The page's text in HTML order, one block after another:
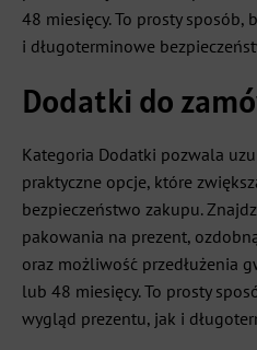
48 miesięcy. To prosty sposób,
i długoterminowe
Dodatki do
Kategoria Dodatki pozwala
praktyczne opcje, które
bezpieczeństwo zakupu.
pakowania na prezent,
oraz możliwość przedłużenia
lub 48 miesięcy. To prosty
wygląd prezentu, jak i